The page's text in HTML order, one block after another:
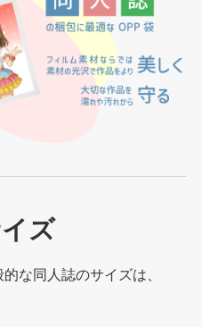
ズ
な同人誌のサイズは、